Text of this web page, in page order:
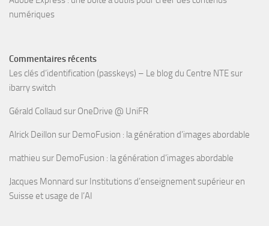
numériques
Commentaires récents
Les clés d’identification (passkeys) – Le blog du Centre NTEsur
ibarry switch
Gérald Collaud sur OneDrive @ UniFR
Alrick Deillon sur DemoFusion : la génération d’images abordable
mathieu sur DemoFusion : la génération d’images abordable
Jacques Monnard sur Institutions d’enseignement supérieur en
Suisse et usage de l’AI